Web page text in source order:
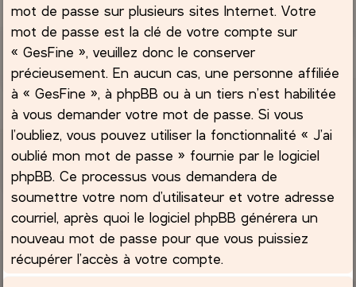
mot de passe sur plusieurs sites Internet. Votre
mot de passe est la clé de votre compte sur
« GesFine », veuillez donc le conserver
précieusement. En aucun cas, une personne affiliée
à « GesFine », à phpBB ou à un tiers n’est habilitée
à vous demander votre mot de passe. Si vous
l’oubliez, vous pouvez utiliser la fonctionnalité « J’ai
oublié mon mot de passe » fournie par le logiciel
phpBB. Ce processus vous demandera de
soumettre votre nom d’utilisateur et votre adresse
courriel, après quoi le logiciel phpBB générera un
nouveau mot de passe pour que vous puissiez
récupérer l’accès à votre compte.